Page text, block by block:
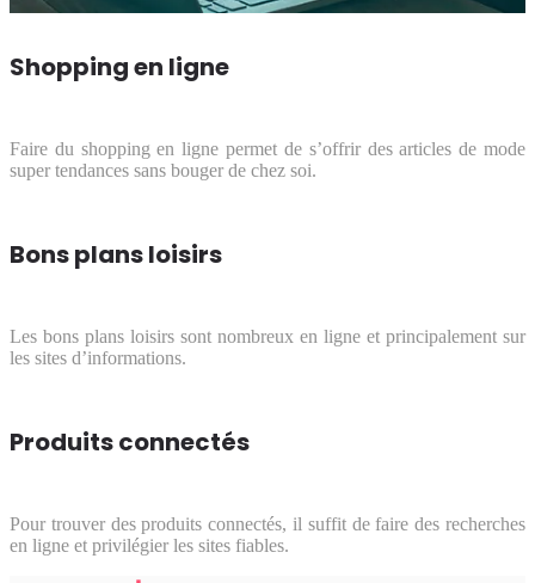
Shopping en ligne
Faire du shopping en ligne permet de s’offrir des articles de mode
super tendances sans bouger de chez soi.
Bons plans loisirs
Les bons plans loisirs sont nombreux en ligne et principalement sur
les sites d’informations.
Produits connectés
Pour trouver des produits connectés, il suffit de faire des recherches
en ligne et privilégier les sites fiables.